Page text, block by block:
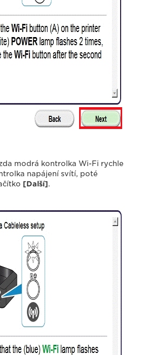
modrá kontrolka Wi-Fi rychle
napájení svítí, poté
[Další].